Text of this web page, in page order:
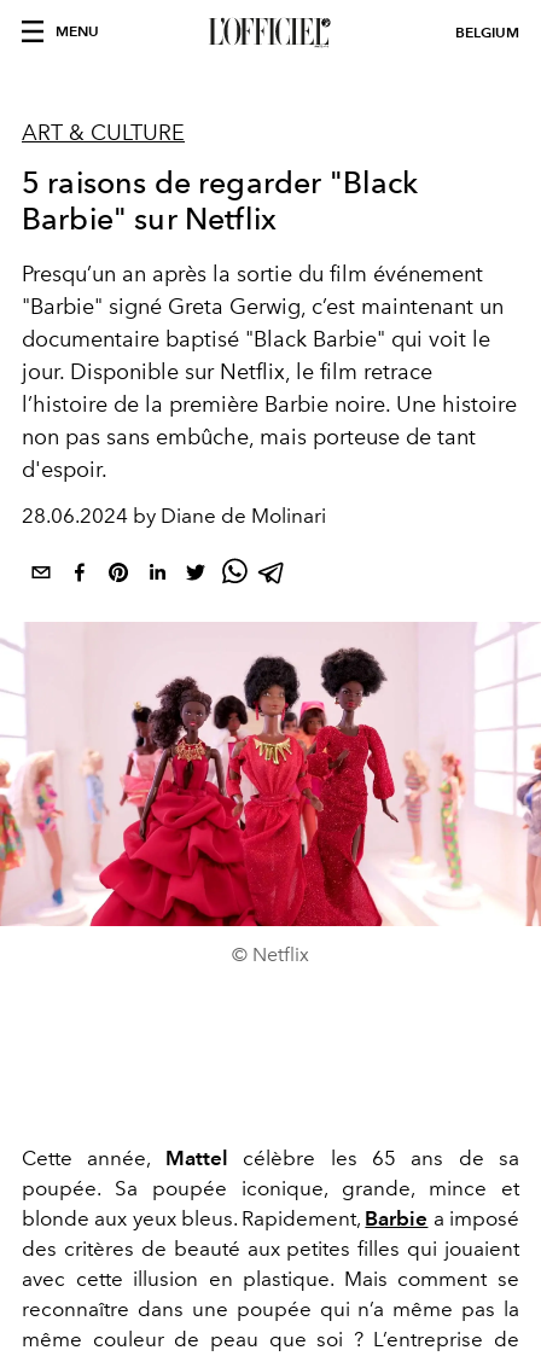
MENU BELGIUM
ART & CULTURE
5 raisons de regarder "Black
Barbie" sur Netflix
Presqu’un an après la sortie du film événement
"Barbie" signé Greta Gerwig, c’est maintenant un
documentaire baptisé "Black Barbie" qui voit le
jour. Disponible sur Netflix, le film retrace
l’histoire de la première Barbie noire. Une histoire
non pas sans embûche, mais porteuse de tant
d'espoir.
28.06.2024 by Diane de Molinari
© Netflix
Cette année, Mattel
célèbre les 65 ans de sa
poupée. Sa poupée iconique, grande, mince et
blonde aux yeux bleus. Rapidement, Barbie a imposé
des critères de beauté aux petites filles qui jouaient
avec cette illusion en plastique. Mais comment se
reconnaître dans une poupée qui n’a même pas la
même couleur de peau que soi ? L’entreprise de